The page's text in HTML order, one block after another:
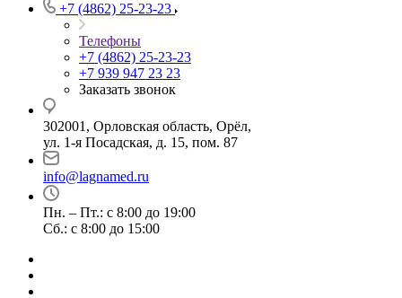
+7 (4862) 25-23-23
Телефоны
+7 (4862) 25-23-23
+7 939 947 23 23
Заказать звонок
302001, Орловская область, Орёл,
ул. 1-я Посадская, д. 15, пом. 87
info@lagnamed.ru
Пн. – Пт.: с 8:00 до 19:00
Сб.: с 8:00 до 15:00